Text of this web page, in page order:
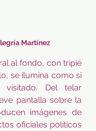
Martínez
al fondo, con tripié
se ilumina como si
visitado. Del telar
pantalla sobre la
imágenes de
oficiales políticos